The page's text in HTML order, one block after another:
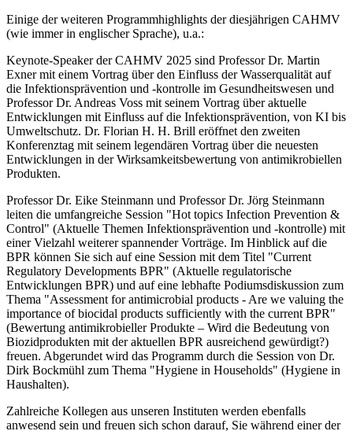
Einige der weiteren Programmhighlights der diesjährigen CAHMV
(wie immer in englischer Sprache), u.a.:
Keynote-Speaker der CAHMV 2025 sind Professor Dr. Martin
Exner mit einem Vortrag über den Einfluss der Wasserqualität auf
die Infektionsprävention und -kontrolle im Gesundheitswesen und
Professor Dr. Andreas Voss mit seinem Vortrag über aktuelle
Entwicklungen mit Einfluss auf die Infektionsprävention, von KI bis
Umweltschutz. Dr. Florian H. H. Brill eröffnet den zweiten
Konferenztag mit seinem legendären Vortrag über die neuesten
Entwicklungen in der Wirksamkeitsbewertung von antimikrobiellen
Produkten.
Professor Dr. Eike Steinmann und Professor Dr. Jörg Steinmann
leiten die umfangreiche Session "Hot topics Infection Prevention &
Control" (Aktuelle Themen Infektionsprävention und -kontrolle) mit
einer Vielzahl weiterer spannender Vorträge. Im Hinblick auf die
BPR können Sie sich auf eine Session mit dem Titel "Current
Regulatory Developments BPR" (Aktuelle regulatorische
Entwicklungen BPR) und auf eine lebhafte Podiumsdiskussion zum
Thema "Assessment for antimicrobial products - Are we valuing the
importance of biocidal products sufficiently with the current BPR"
(Bewertung antimikrobieller Produkte – Wird die Bedeutung von
Biozidprodukten mit der aktuellen BPR ausreichend gewürdigt?)
freuen. Abgerundet wird das Programm durch die Session von Dr.
Dirk Bockmühl zum Thema "Hygiene in Households" (Hygiene in
Haushalten).
Zahlreiche Kollegen aus unseren Instituten werden ebenfalls
anwesend sein und freuen sich schon darauf, Sie während einer der